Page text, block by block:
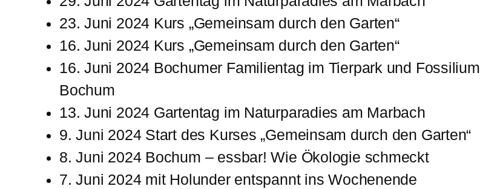
23. Juni 2024 Kurs „Gemeinsam durch den Garten“
16. Juni 2024 Kurs „Gemeinsam durch den Garten“
16. Juni 2024 Bochumer Familientag im Tierpark und Fossilium
Bochum
13. Juni 2024 Gartentag im Naturparadies am Marbach
9. Juni 2024 Start des Kurses „Gemeinsam durch den Garten“
8. Juni 2024 Bochum – essbar! Wie Ökologie schmeckt
7. Juni 2024 mit Holunder entspannt ins Wochenende